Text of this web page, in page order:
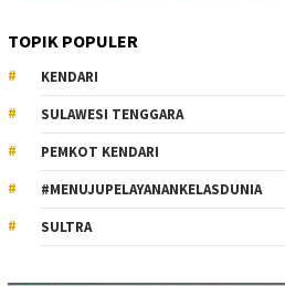
TOPIK POPULER
KENDARI
SULAWESI TENGGARA
PEMKOT KENDARI
#MENUJUPELAYANANKELASDUNIA
SULTRA